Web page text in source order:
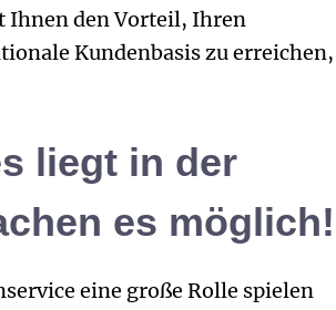
Ihnen den Vorteil, Ihren
Kundenbasis zu erreichen,
liegt in der
es möglich!
eine große Rolle spielen